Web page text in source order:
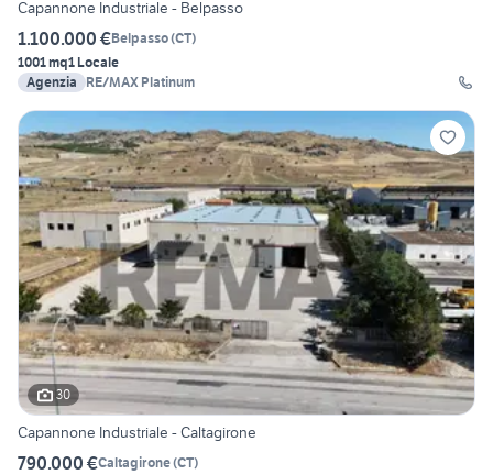
Capannone Industriale - Belpasso
1.100.000 €Belpasso(CT)
1001 mq1 Locale
Agenzia
RE/MAX Platinum
30
Capannone Industriale - Caltagirone
790.000 €Caltagirone(CT)